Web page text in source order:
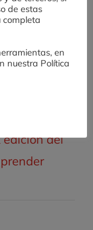
Banco
(BEE)
de
edición del
de estas
completa
en
nuestra Política